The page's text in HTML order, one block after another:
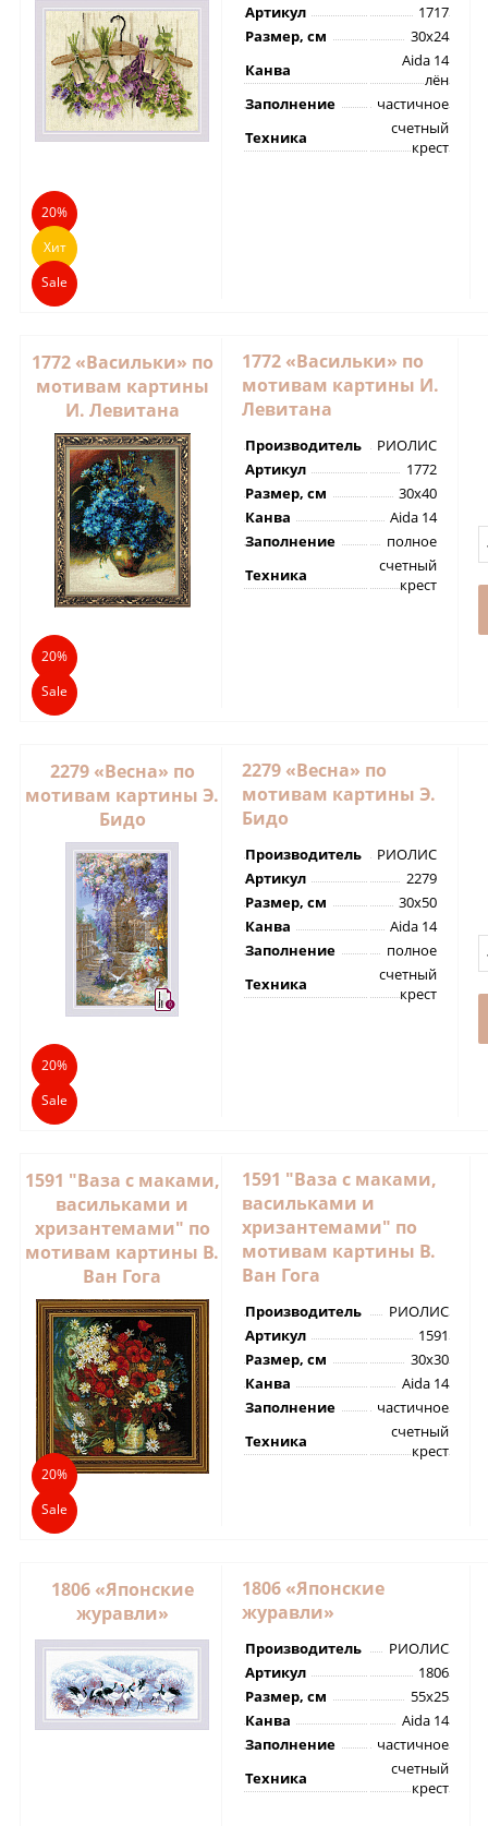
20%
Хит
Sale
Артикул
1717
Размер, см
30х24
Канва
Aida 14
лён
Заполнение
частичное
Техника
счетный
крест
1772 «Васильки» по
мотивам картины
И. Левитана
20%
Sale
1772 «Васильки» по
мотивам картины И.
Левитана
Производитель
РИОЛИС
Артикул
1772
Размер, см
30х40
Канва
Aida 14
Заполнение
полное
Техника
счетный
крест
2279 «Весна» по
мотивам картины Э.
Бидо
20%
Sale
2279 «Весна» по
мотивам картины Э.
Бидо
Производитель
РИОЛИС
Артикул
2279
Размер, см
30х50
Канва
Aida 14
Заполнение
полное
Техника
счетный
крест
1591 "Ваза с маками,
васильками и
хризантемами" по
мотивам картины В.
Ван Гога
20%
Sale
1591 "Ваза с маками,
васильками и
хризантемами" по
мотивам картины В.
Ван Гога
Производитель
РИОЛИС
Артикул
1591
Размер, см
30х30
Канва
Aida 14
Заполнение
частичное
Техника
счетный
крест
1806 «Японские
журавли»
1806 «Японские
журавли»
Производитель
РИОЛИС
Артикул
1806
Размер, см
55х25
Канва
Aida 14
Заполнение
частичное
Техника
счетный
крест